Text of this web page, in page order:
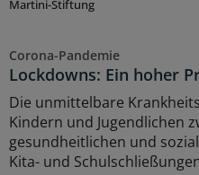
Martini-Stiftung
Corona-Pandemie
Lockdowns: Ein hoher
Die unmittelbare
Kindern und Jugendlichen
gesundheitlichen und
Kita- und